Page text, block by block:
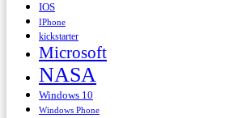
IOS
IPhone
kickstarter
Microsoft
NASA
Windows 10
Windows Phone